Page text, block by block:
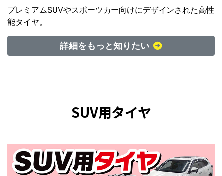
プレミアムSUVやスポーツカー向けにデザインされた高性
能タイヤ。
詳細をもっと知りたい
SUV用タイヤ